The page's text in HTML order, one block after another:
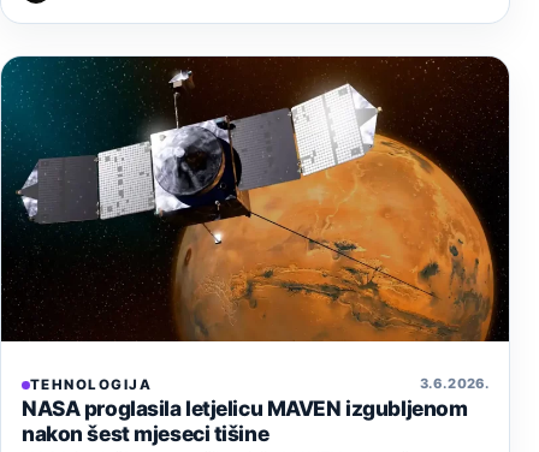
TEHNOLOGIJA 3. 6. 2026.
NASA proglasila letjelicu MAVEN izgubljenom
nakon šest mjeseci tišine